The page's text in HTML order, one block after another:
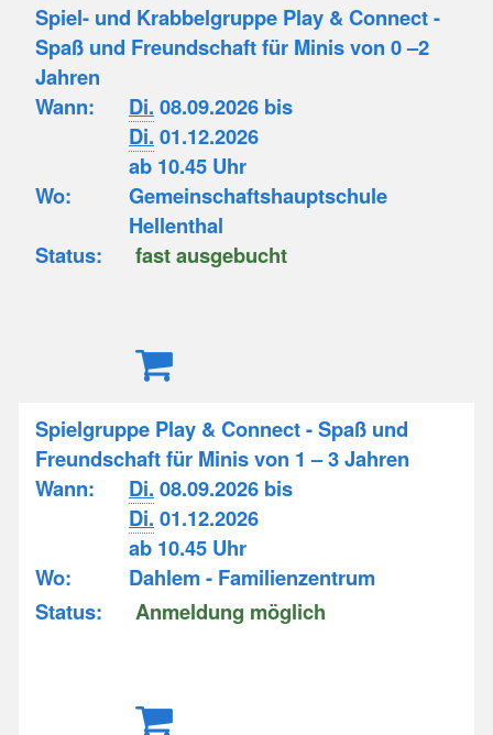
Spiel- und Krabbelgruppe Play & Connect -
Spaß und Freundschaft für Minis von 0 –2
Jahren
Wann:
Di. 08.09.2026 bis
Di. 01.12.2026
ab 10.45 Uhr
Wo:
Gemeinschaftshauptschule
Hellenthal
Status:
fast ausgebucht
Spielgruppe Play & Connect - Spaß und
Freundschaft für Minis von 1 – 3 Jahren
Wann:
Di. 08.09.2026 bis
Di. 01.12.2026
ab 10.45 Uhr
Wo:
Dahlem - Familienzentrum
Status:
Anmeldung möglich